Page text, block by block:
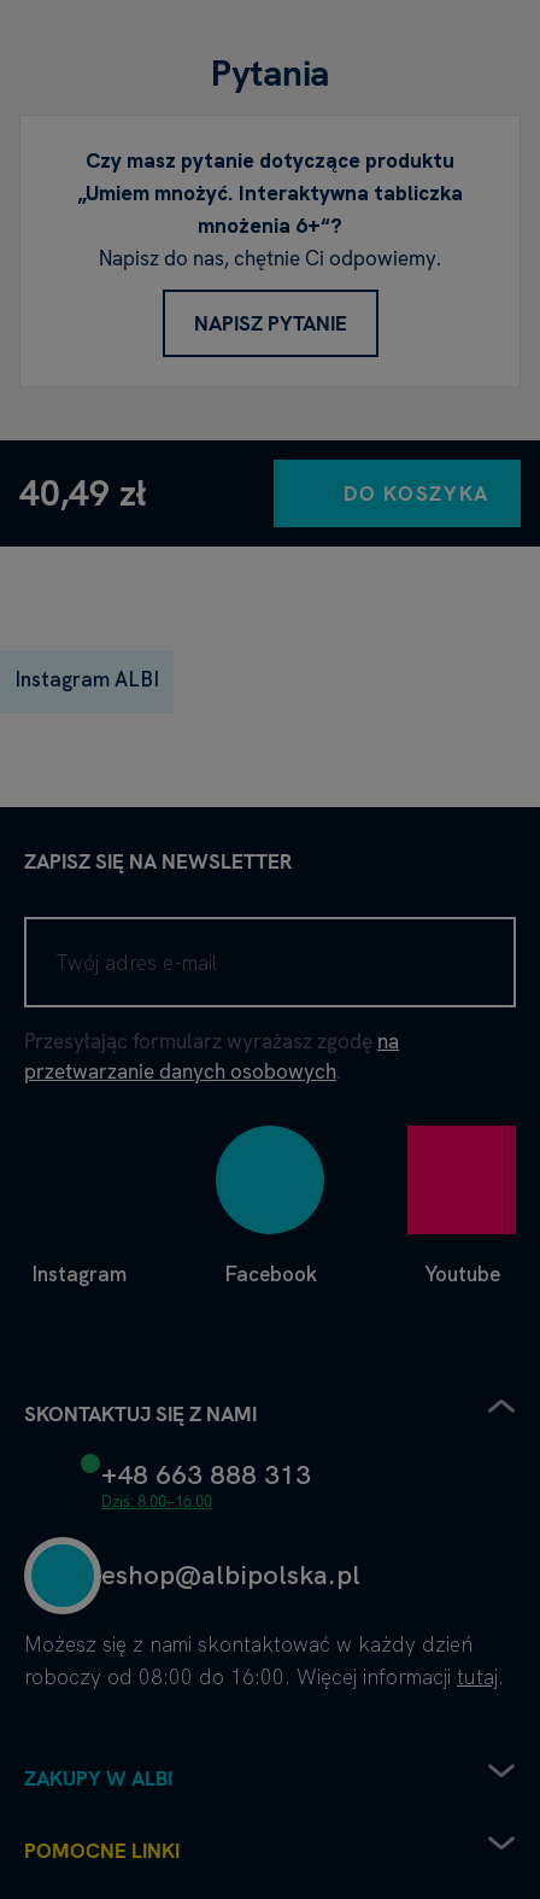
Pytania
Czy masz pytanie dotyczące produktu
„Umiem mnożyć. Interaktywna tabliczka
mnożenia 6+“?
Napisz do nas, chętnie Ci odpowiemy.
NAPISZ PYTANIE
40,49 zł DO KOSZYKA
Instagram ALBI
ZAPISZ SIĘ NA NEWSLETTER
Przesyłając formularz wyrażasz zgodę na
przetwarzanie danych osobowych.
Facebook
Instagram Youtube
SKONTAKTUJ SIĘ Z NAMI
+48 663 888 313
Dziś: 8.00–16.00
eshop@albipolska.pl
Możesz się z nami skontaktować w każdy dzień
roboczy od 08:00 do 16:00. Więcej informacji tutaj.
ZAKUPY W ALBI
Sposoby dostawy
POMOCNE LINKI